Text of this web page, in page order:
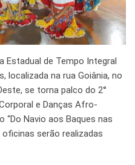
Estadual de Tempo Integral
localizada na rua Goiânia, no
se torna palco do 2°
e Danças Afro-
“Do Navio aos Baques nas
oficinas serão realizadas